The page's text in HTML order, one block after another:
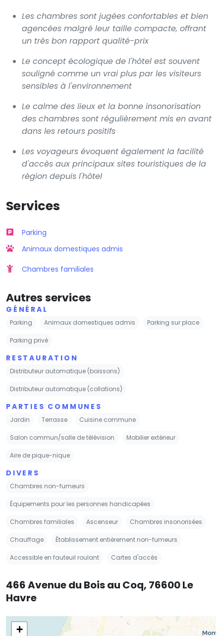
Les chambres sont jugées confortables et bien
agencées malgré leur taille compacte, offrant
un très bon rapport qualité-prix
Le concept écologique de l'hôtel est souvent
souligné comme un vrai plus par les visiteurs
sensibles à l'environnement
Le calme des lieux et la bonne insonorisation
des chambres sont régulièrement mis en avant
dans les retours positifs
Les voyageurs évoquent également la facilité
d'accès aux principaux sites touristiques de la
région depuis l'hôtel
Services
Parking
Animaux domestiques admis
Chambres familiales
Autres services
GÉNÉRAL
Parking Animaux domestiques admis Parking sur place
Parking privé
RESTAURATION
Distributeur automatique (boissons)
Distributeur automatique (collations)
PARTIES COMMUNES
Jardin Terrasse Cuisine commune
Salon commun/salle de télévision Mobilier extérieur
Aire de pique-nique
DIVERS
Chambres non-fumeurs
Équipements pour les personnes handicapées
Chambres familiales Ascenseur Chambres insonorisées
Chauffage Établissement entièrement non-fumeurs
Accessible en fauteuil roulant Cartes d'accès
466 Avenue du Bois au Coq, 76600 Le
Havre
+